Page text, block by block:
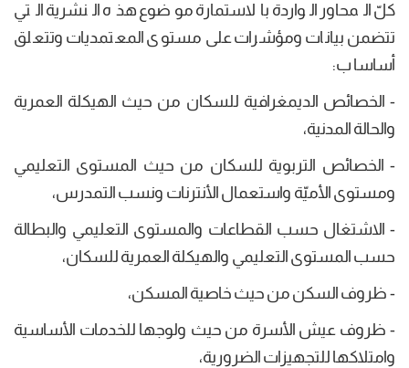
كلّ المحاور الواردة بالاستمارة موضوع هذه النشرية التي
تتضمن بيانات ومؤشرات على مستوى المعتمديات وتتعلق
أساسا ب:
- الخصائص الديمغرافية للسكان من حيث الهيكلة العمرية
والحالة المدنية،
- الخصائص التربوية للسكان من حيث المستوى التعليمي
ومستوى الأميّة واستعمال الأنترنات ونسب التمدرس،
- الاشتغال حسب القطاعات والمستوى التعليمي والبطالة
حسب المستوى التعليمي والهيكلة العمرية للسكان،
- ظروف السكن من حيث خاصية المسكن،
- ظروف عيش الأسرة من حيث ولوجها للخدمات الأساسية
وامتلاكها للتجهيزات الضرورية،